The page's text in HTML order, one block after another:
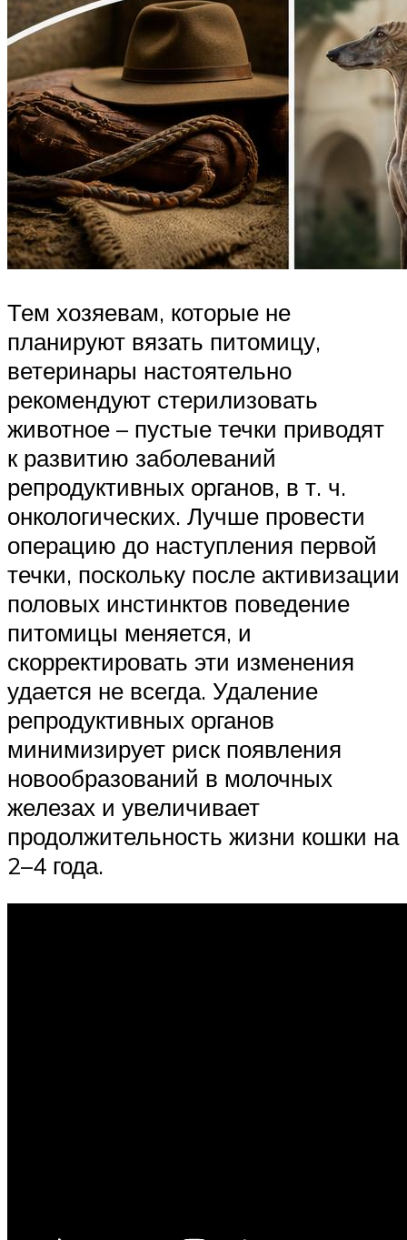
Тем хозяевам, которые не
планируют вязать питомицу,
ветеринары настоятельно
рекомендуют стерилизовать
животное – пустые течки приводят
к развитию заболеваний
репродуктивных органов, в т. ч.
онкологических. Лучше провести
операцию до наступления первой
течки, поскольку после активизации
половых инстинктов поведение
питомицы меняется, и
скорректировать эти изменения
удается не всегда. Удаление
репродуктивных органов
минимизирует риск появления
новообразований в молочных
железах и увеличивает
продолжительность жизни кошки на
2–4 года.